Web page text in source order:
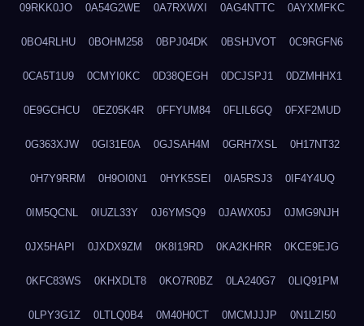
09RKK0JO 0A54G2WE 0A7RXWXI 0AG4NTTC 0AYXMFKC
0BO4RLHU 0BOHM258 0BPJ04DK 0BSHJVOT 0C9RGFN6
0CA5T1U9 0CMYI0KC 0D38QEGH 0DCJSPJ1 0DZMHHX1
0E9GCHCU 0EZ05K4R 0FFYUM84 0FLIL6GQ 0FXF2MUD
0G363XJW 0GI31E0A 0GJSAH4M 0GRH7XSL 0H17NT32
0H7Y9RRM 0H9OI0N1 0HYK5SEI 0IA5RSJ3 0IF4Y4UQ
0IM5QCNL 0IUZL33Y 0J6YMSQ9 0JAWX05J 0JMG9NJH
0JX5HAPI 0JXDX9ZM 0K8I19RD 0KA2KHRR 0KCE9EJG
0KFC83WS 0KHXDLT8 0KO7R0BZ 0LA240G7 0LIQ91PM
0LPY3G1Z 0LTLQ0B4 0M40H0CT 0MCMJJJP 0N1LZI50